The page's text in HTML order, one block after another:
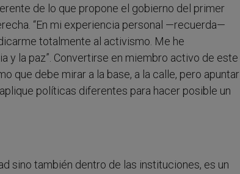
de lo que propone el gobierno del primer
“En mi experiencia personal —recuerda—
totalmente al activismo. Me he
la paz”. Convertirse en miembro activo de este
que debe mirar a la base, a la calle, pero apuntar
políticas diferentes para hacer posible un
sino también dentro de las instituciones, es un